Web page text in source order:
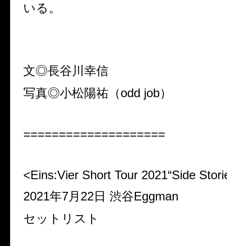
いる。
文◎長谷川幸信
写真◎小松陽祐（odd job）
====================
<Eins:Vier Short Tour 2021“Side
2021年7月22日 渋谷Eggman
セットリスト